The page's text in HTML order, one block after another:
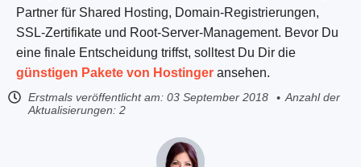
Partner für Shared Hosting, Domain-Registrierungen,
SSL-Zertifikate und Root-Server-Management. Bevor Du
eine finale Entscheidung triffst, solltest Du Dir die
günstigen Pakete von Hostinger ansehen.
Erstmals veröffentlicht am: 03 September 2018
Anzahl der
Aktualisierungen: 2